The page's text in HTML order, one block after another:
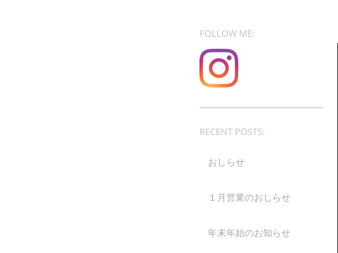
おしらせ
１月営業のおしらせ
年末年始のお知らせ
RECENT POSTS:
FOLLOW ME: